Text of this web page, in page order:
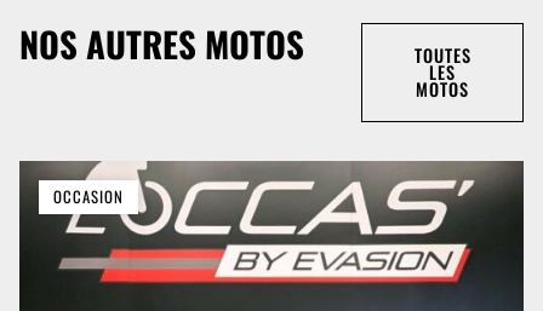
NOS AUTRES MOTOS TOUTES
LES
MOTOS
OCCASION